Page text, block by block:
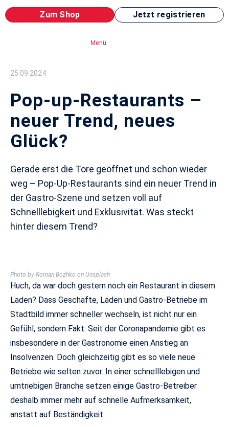
Zum Shop Jetzt registrieren
Menü
25.09.2024
Pop-up-Restaurants –
neuer Trend, neues
Glück?
Gerade erst die Tore geöffnet und schon wieder
weg – Pop-Up-Restaurants sind ein neuer Trend in
der Gastro-Szene und setzen voll auf
Schnelllebigkeit und Exklusivität. Was steckt
hinter diesem Trend?
Photo by Roman Bozhko on Unsplash
Huch, da war doch gestern noch ein Restaurant in diesem
Laden? Dass Geschäfte, Läden und Gastro-Betriebe im
Stadtbild immer schneller wechseln, ist nicht nur ein
Gefühl, sondern Fakt: Seit der Coronapandemie gibt es
insbesondere in der Gastronomie einen Anstieg an
Insolvenzen. Doch gleichzeitig gibt es so viele neue
Betriebe wie selten zuvor. In einer schnelllebigen und
umtriebigen Branche setzen einige Gastro-Betreiber
deshalb immer mehr auf schnelle Aufmerksamkeit,
anstatt auf Beständigkeit.